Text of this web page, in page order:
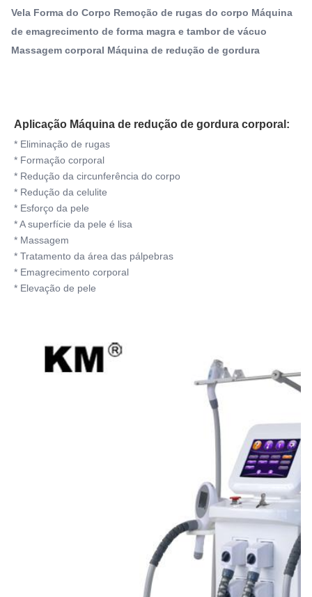
Redução da circunferência do corpo* Redução da celulite*
...
Máquina de massagem de redução de gordura comercial
Máquina de remoção de rugas por RF do corpo da
Feature:
Perda de peso, aperto da pele, redução da celulite,
clareamento, rejuvenescimento da pele, removedor
Plugs Type:
AU, Reino Unido, UE, E.U., NC, JP, Za, ele
Application:
Para fins comerciais
Target Area:
Corpo, cara, olhos, biquini/íntimo, decolette,
pés/braços, bordos, pescoço/garganta, pés, Virgina, m
Product Name:
Levantamento da pele do emagrecimento do corpo
Treatment Area:
Quadris do abdômen dos braços dos pés do corpo
Vela Forma do Corpo Remoção de rugas do corpo Máquina
de emagrecimento de forma magra e tambor de vácuo
Massagem corporal Máquina de redução de gordura
Aplicação Máquina de redução de gordura corporal:
* Eliminação de rugas
* Formação corporal
* Redução da circunferência do corpo
* Redução da celulite
* Esforço da pele
* A superfície da pele é lisa
* Massagem
* Tratamento da área das pálpebras
* Emagrecimento corporal
* Elevação de pele